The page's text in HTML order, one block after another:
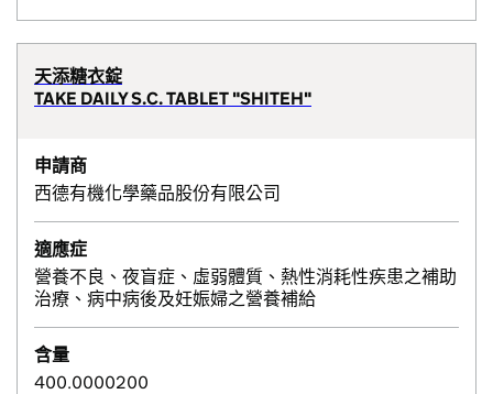
天添糖衣錠
TAKE DAILY S.C. TABLET "SHITEH"
申請商
西德有機化學藥品股份有限公司
適應症
營養不良、夜盲症、虛弱體質、熱性消耗性疾患之補助
治療、病中病後及妊娠婦之營養補給
含量
400.0000200